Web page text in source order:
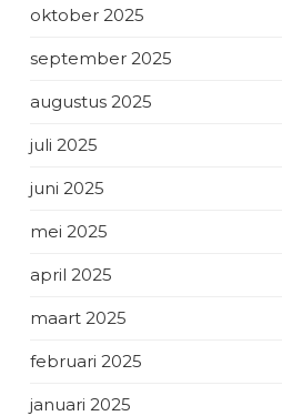
oktober 2025
september 2025
augustus 2025
juli 2025
juni 2025
mei 2025
april 2025
maart 2025
februari 2025
januari 2025